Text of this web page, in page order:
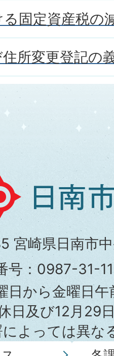
固定資産税の
所変更登記の
宮崎県日南市
号：0987-31-
日から金曜日
日及び12月29
によっては異